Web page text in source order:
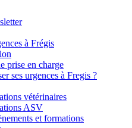
à Frégis
prise en charge
ses urgences à Fregis ?
vétérinaires
ASV
et formations